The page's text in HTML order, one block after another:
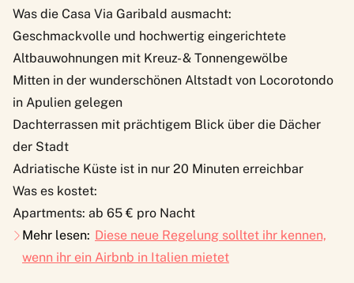
Was die Casa Via Garibald ausmacht:
Geschmackvolle und hochwertig eingerichtete
Altbauwohnungen mit Kreuz- & Tonnengewölbe
Mitten in der wunderschönen Altstadt von Locorotondo
in Apulien gelegen
Dachterrassen mit prächtigem Blick über die Dächer
der Stadt
Adriatische Küste ist in nur 20 Minuten erreichbar
Was es kostet:
Apartments: ab 65 € pro Nacht
Mehr lesen: Diese neue Regelung solltet ihr kennen,
wenn ihr ein Airbnb in Italien mietet